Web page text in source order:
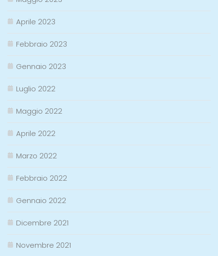
Aprile 2023
Febbraio 2023
Gennaio 2023
Luglio 2022
Maggio 2022
Aprile 2022
Marzo 2022
Febbraio 2022
Gennaio 2022
Dicembre 2021
Novembre 2021